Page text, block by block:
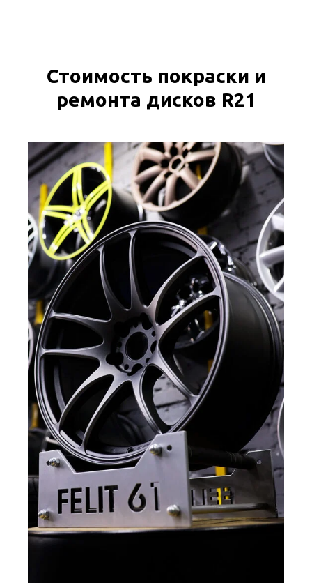
Стоимость покраски и
ремонта дисков R21